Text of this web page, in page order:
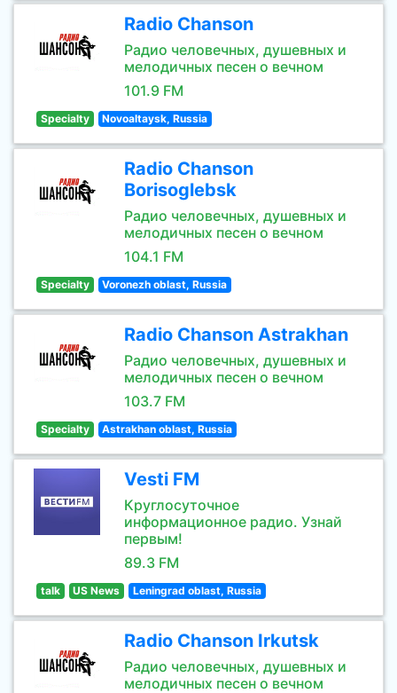
Radio Chanson
Радио человечных, душевных и
мелодичных песен о вечном
101.9 FM
Specialty Novoaltaysk, Russia
Radio Chanson
Borisoglebsk
Радио человечных, душевных и
мелодичных песен о вечном
104.1 FM
Specialty Voronezh oblast, Russia
Radio Chanson Astrakhan
Радио человечных, душевных и
мелодичных песен о вечном
103.7 FM
Specialty Astrakhan oblast, Russia
Vesti FM
Круглосуточное
информационное радио. Узнай
первым!
89.3 FM
talk US News Leningrad oblast, Russia
Radio Chanson Irkutsk
Радио человечных, душевных и
мелодичных песен о вечном